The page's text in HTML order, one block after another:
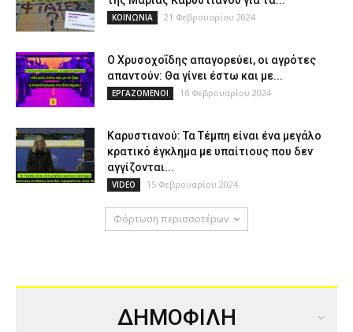
ΚΟΙΝΩΝΙΑ 21 Φεβρουαρίου 2024
Ο Χρυσοχοΐδης απαγορεύει, οι αγρότες
απαντούν: Θα γίνει έστω και με...
ΕΡΓΑΖΟΜΕΝΟΙ 16 Φεβρουαρίου 2024
Καρυστιανού: Τα Τέμπη είναι ένα μεγάλο
κρατικό έγκλημα με υπαίτιους που δεν
αγγίζονται...
VIDEO 15 Φεβρουαρίου 2024
Φόρτωση περισσοτέρων
ΔΗΜΟΦΙΛΗ